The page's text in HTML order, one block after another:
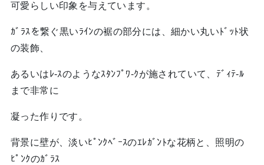
可愛らしい印象を与えています。
ｶﾞﾗｽを繋ぐ黒いﾗｲﾝの裾の部分には、細かい丸いﾄﾞｯﾄ状
の装飾、
あるいはﾚ-ｽのようなｽﾀﾝﾌﾟﾜ-ｸが施されていて、ﾃﾞｨﾃ-ﾙ
まで非常に
凝った作りです。
背景に壁が、淡いﾋﾟﾝｸﾍﾞｰｽのｴﾚｶﾞﾝﾄな花柄と、照明の
ﾋﾟﾝｸのｶﾞﾗｽ